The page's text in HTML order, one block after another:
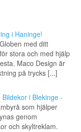
i Haninge!
med ditt
stora och med hjälp
Maco Design är
på trycks [...]
i Blekinge -
som hjälper
genom
och skyltreklam.